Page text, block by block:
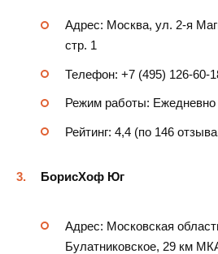
Адрес: Москва, ул. 2-я
стр. 1
Телефон: +7 (495) 126-60-
Режим работы: Ежедневно
Рейтинг: 4,4 (по 146
БорисХоф Юг
Адрес: Московская
Булатниковское, 29 км